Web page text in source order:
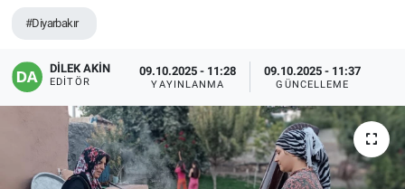
#Diyarbakır
DİLEK AKİN
EDITÖR
09.10.2025 - 11:28
YAYINLANMA
09.10.2025 - 11:37
GÜNCELLEME
KÜLTÜR SANAT
EĞİTİM
ÖZEL HABER
POLİTİKA
Haber Arşivi